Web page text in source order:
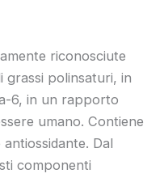
riconosciute
grassi polinsaturi, in
6, in un rapporto
umano. Contiene
Dal
componenti